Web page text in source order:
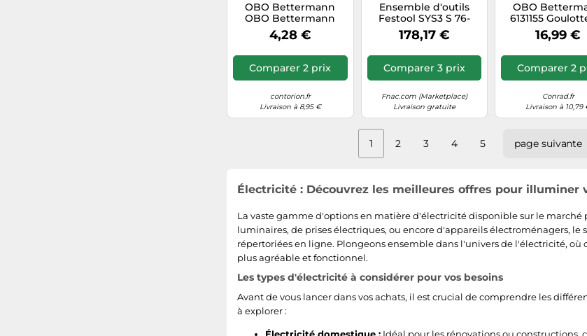
OBO Bettermann
OBO Bettermann
Embout de
terminaison WDK
4,28 €
Comparer 2 prix
contorion.fr
Livraison à 8,95 €
Ensemble d'outils
Festool SYS3 S 76-
WAGO-Set
178,17 €
Comparer 3 prix
Fnac.com (Marketplace)
Livraison gratuite
OBO
6131155
câble (L x l x H)
35 x 35 mm 1
16,99 €
Comparer 2
Conrad.fr
Livraison à 10,79
1 2 3 4 5 page suivante
Électricité : Découvrez les meilleures offres pour illuminer
La vaste gamme d'options en matière d'électricité disponible sur le marché
luminaires, de prises électriques, ou encore d'appareils électroménagers,
répertoriées en ligne. Plongeons ensemble dans l'univers de l'électricité,
plus agréable et fonctionnel.
Les types d'électricité à considérer pour vos besoins
Avant de vous lancer dans vos achats, il est crucial de comprendre les
à explorer :
Électricité domestique : Idéal pour les rénovations ou constructions,